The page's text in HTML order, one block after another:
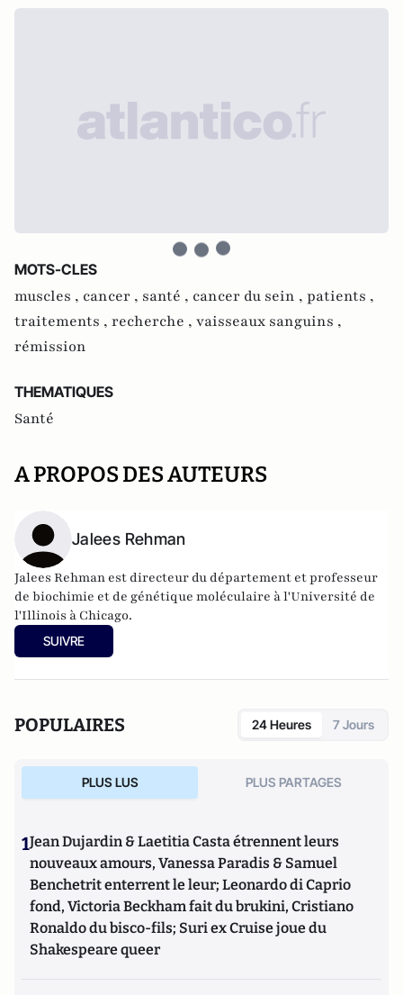
MOTS-CLES
muscles , cancer , santé , cancer du sein , patients ,
traitements , recherche , vaisseaux sanguins ,
rémission
THEMATIQUES
Santé
A PROPOS DES AUTEURS
Jalees Rehman
Jalees Rehman est directeur du département et professeur
de biochimie et de génétique moléculaire à l'Université de
l'Illinois à Chicago.
SUIVRE
POPULAIRES 24 Heures 7 Jours
PLUS LUS PLUS PARTAGES
1Jean Dujardin & Laetitia Casta étrennent leurs
nouveaux amours, Vanessa Paradis & Samuel
Benchetrit enterrent le leur; Leonardo di Caprio
fond, Victoria Beckham fait du brukini, Cristiano
Ronaldo du bisco-fils; Suri ex Cruise joue du
Shakespeare queer